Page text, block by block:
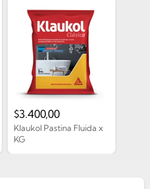
Klaukol Pastina Fluida x
KG
$3.400,00